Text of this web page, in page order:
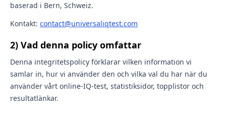
baserad i Bern, Schweiz.
Kontakt: contact@universaliqtest.com
2) Vad denna policy omfattar
Denna integritetspolicy förklarar vilken information vi
samlar in, hur vi använder den och vilka val du har när du
använder vårt online-IQ-test, statistik­sidor, topplistor och
resultatlänkar.